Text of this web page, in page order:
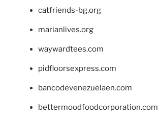
catfriends-bg.org
marianlives.org
waywardtees.com
pidfloorsexpress.com
bancodevenezuelaen.com
bettermoodfoodcorporation.com